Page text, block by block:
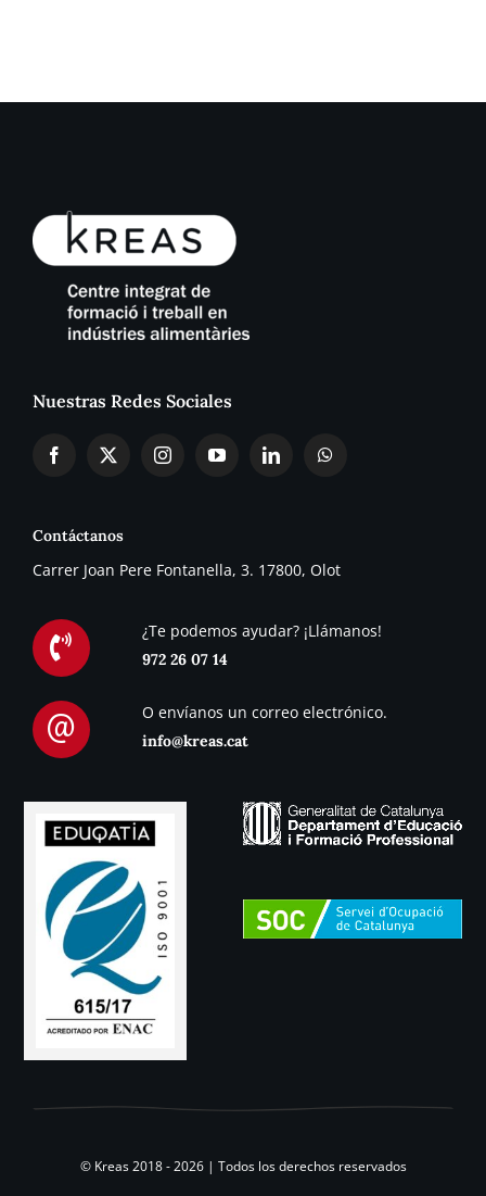
Nuestras Redes Sociales
Contáctanos
Carrer Joan Pere Fontanella, 3. 17800, Olot
¿Te podemos ayudar? ¡Llámanos!
972 26 07 14
O envíanos un correo electrónico.
info@kreas.cat
© Kreas 2018 - 2026 | Todos los derechos reservados